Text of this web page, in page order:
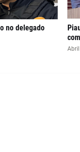
no delegado